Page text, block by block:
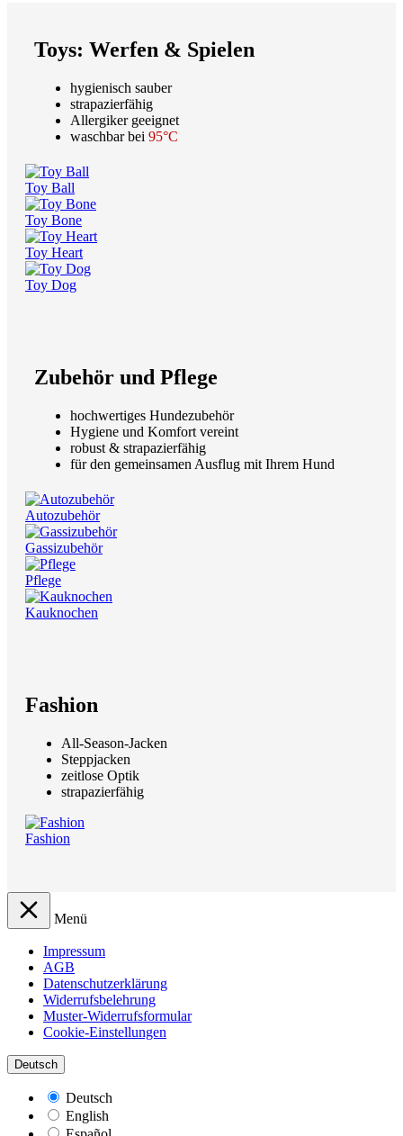
Toys: Werfen & Spielen
hygienisch sauber
strapazierfähig
Allergiker geeignet
waschbar bei 95°C
Toy Ball
Toy Bone
Toy Heart
Toy Dog
Zubehör und Pflege
hochwertiges Hundezubehör
Hygiene und Komfort vereint
robust & strapazierfähig
für den gemeinsamen Ausflug mit Ihrem Hund
Autozubehör
Gassizubehör
Pflege
Kauknochen
Fashion
All-Season-Jacken
Steppjacken
zeitlose Optik
strapazierfähig
Fashion
Menü
Impressum
AGB
Datenschutzerklärung
Widerrufsbelehrung
Muster-Widerrufsformular
Cookie-Einstellungen
Deutsch
Deutsch
English